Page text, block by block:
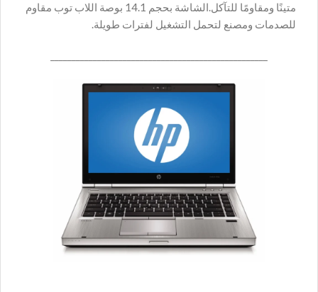
متينًا ومقاومًا للتآكل.الشاشة بحجم 14.1 بوصة اللاب توب مقاوم
للصدمات ومصنع لتحمل التشغيل لفترات طويلة.